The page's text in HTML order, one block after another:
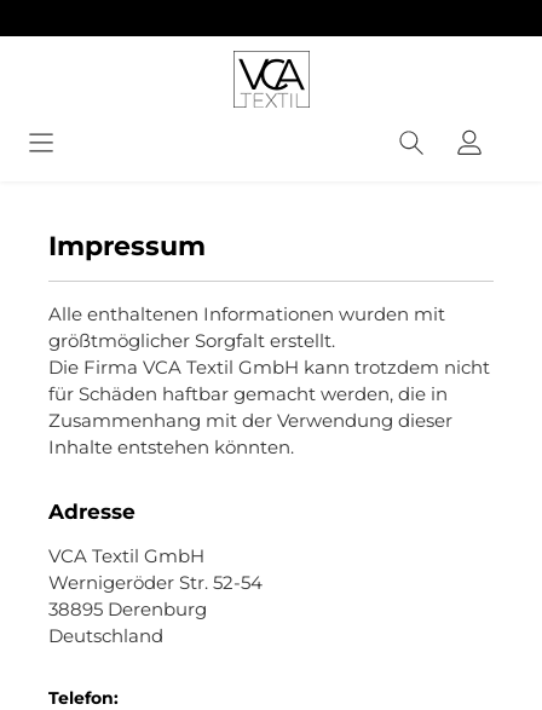
Impressum
Alle enthaltenen Informationen wurden mit
größtmöglicher Sorgfalt erstellt.
Die Firma VCA Textil GmbH kann trotzdem nicht
für Schäden haftbar gemacht werden, die in
Zusammenhang mit der Verwendung dieser
Inhalte entstehen könnten.
Adresse
VCA Textil GmbH
Wernigeröder Str. 52-54
38895 Derenburg
Deutschland
Telefon: